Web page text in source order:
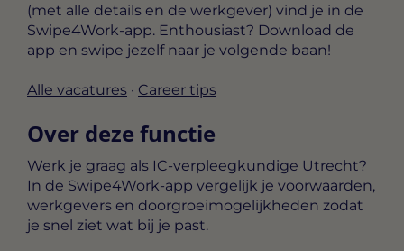
(met alle details en de werkgever) vind je in de
Swipe4Work-app. Enthousiast? Download de
app en swipe jezelf naar je volgende baan!
Alle vacatures · Career tips
Over deze functie
Werk je graag als IC-verpleegkundige Utrecht?
In de Swipe4Work-app vergelijk je voorwaarden,
werkgevers en doorgroeimogelijkheden zodat
je snel ziet wat bij je past.